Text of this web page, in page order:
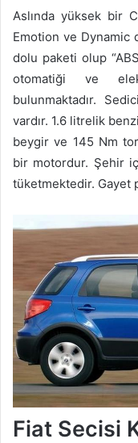
Aslında yüksek bir
Emotion ve Dynamic
dolu paketi olup
otomatiği ve
bulunmaktadır.
vardır. 1.6 litrelik
beygir ve 145 Nm
bir motordur. Şehir
tüketmektedir. Gayet
Fiat Secisi